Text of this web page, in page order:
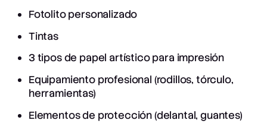
Fotolito personalizado
Tintas
3 tipos de papel artístico para impresión
Equipamiento profesional (rodillos, tórculo,
herramientas)
Elementos de protección (delantal, guantes)